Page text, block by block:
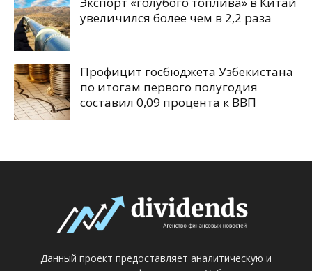
увеличился более чем в 2,2 раза
Профицит госбюджета Узбекистана
по итогам первого полугодия
составил 0,09 процента к ВВП
Данный проект предоставляет аналитическую и